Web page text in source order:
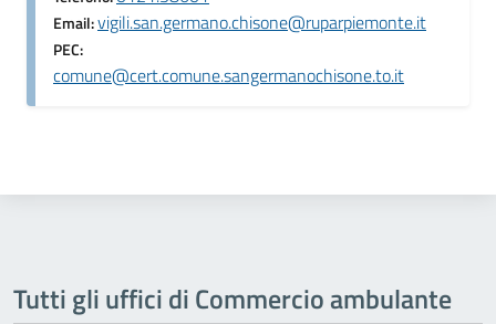
Email:vigili.san.germano.chisone@ruparpiemonte.it
PEC:
comune@cert.comune.sangermanochisone.to.it
Tutti gli uffici di Commercio ambulante